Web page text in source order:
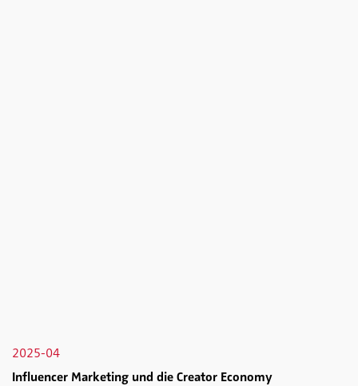
2025-04
Influencer Marketing und die Creator Economy